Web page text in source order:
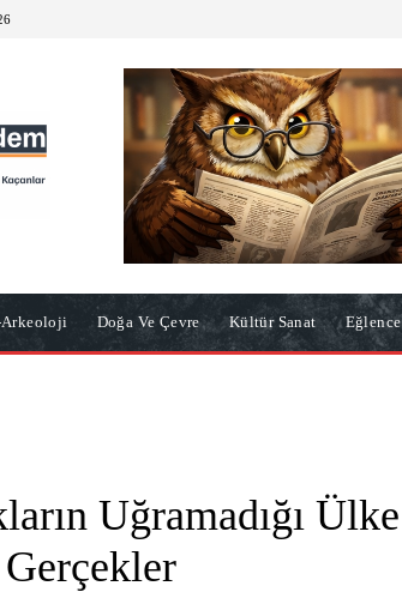
Doğa Ve Çevre Kültür Sanat Eğlence
Uğramadığı Ülke